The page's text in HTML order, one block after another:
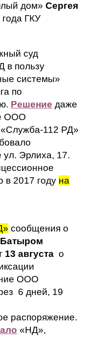
дом» Сергея
ГКУ
суд
в пользу
системы»
по
Решение даже
ООО
112 РД»
Эрлиха, 17.
в 2017 году на
сообщения о
Батыром
13 августа о
ООО
6 дней, 19
распоряжение.
«НД»,